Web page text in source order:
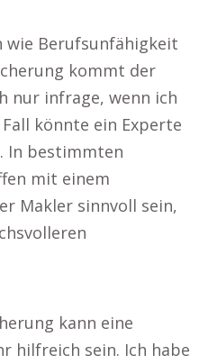
wie Berufsunfähigkeit
kommt der
nur infrage, wenn ich
könnte ein Experte
In bestimmten
mit einem
Makler sinnvoll sein,
kann eine
hilfreich sein. Ich habe